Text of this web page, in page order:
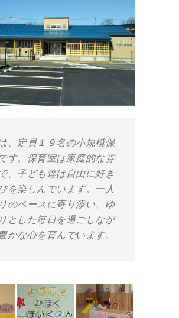
、定員１９名の小規模保
す。保育室は家庭的な雰
、子ども達は自由に好き
を楽しんでいます。一人
のペースに寄り添い、ゆ
とした毎日を過ごしなが
かな心を育んでいます。